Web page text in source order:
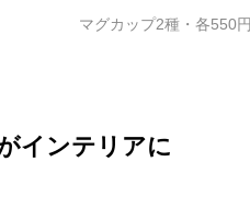
マグカップ2種・各550円
インテリアに